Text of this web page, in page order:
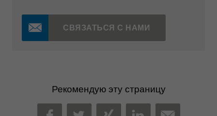
СВЯЗАТЬСЯ С НАМИ
Рекомендую эту страницу